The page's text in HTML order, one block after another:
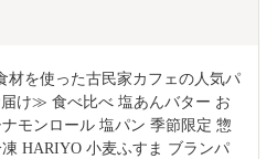
材を使った古民家カフェの人気パ
け≫ 食べ比べ 塩あんバター お
モンロール 塩パン 季節限定 惣
HARIYO 小麦ふすま ブランパ